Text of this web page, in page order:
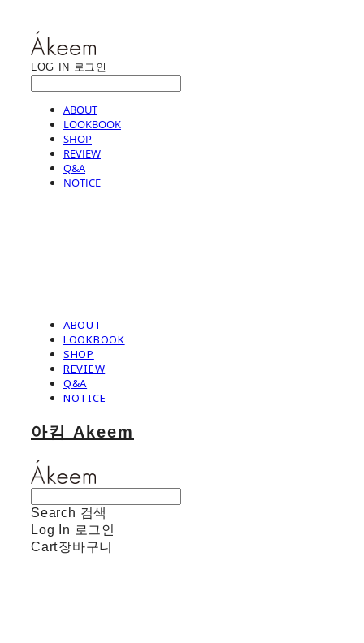
LOG IN 로그인
ABOUT
LOOKBOOK
SHOP
REVIEW
Q&A
NOTICE
ABOUT
LOOKBOOK
SHOP
REVIEW
Q&A
NOTICE
아킴 Akeem
Search 검색
Log In 로그인
Cart장바구니